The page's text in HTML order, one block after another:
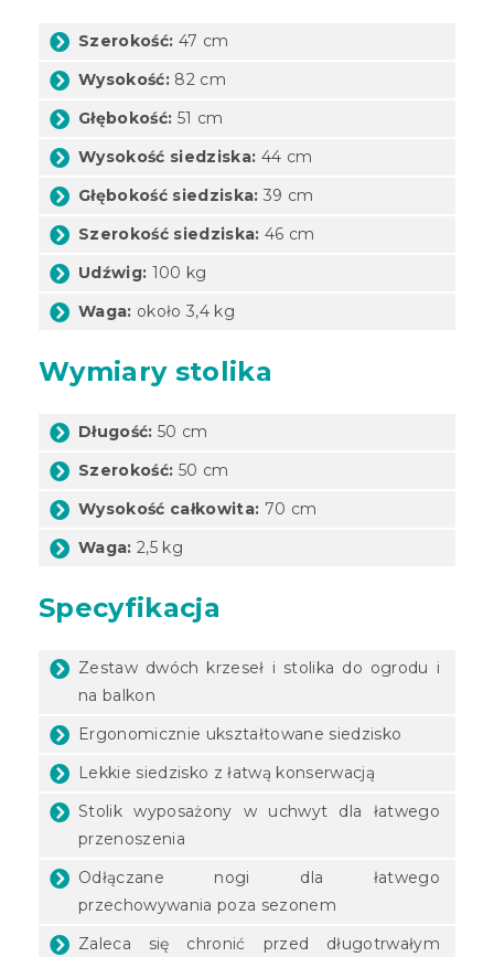
Szerokość: 47 cm
Wysokość: 82 cm
Głębokość: 51 cm
Wysokość siedziska: 44 cm
Głębokość siedziska: 39 cm
Szerokość siedziska: 46 cm
Udźwig: 100 kg
Waga: około 3,4 kg
Wymiary stolika
Długość: 50 cm
Szerokość: 50 cm
Wysokość całkowita: 70 cm
Waga: 2,5 kg
Specyfikacja
Zestaw dwóch krzeseł i stolika do ogrodu i
na balkon
Ergonomicznie ukształtowane siedzisko
Lekkie siedzisko z łatwą konserwacją
Stolik wyposażony w uchwyt dla łatwego
przenoszenia
Odłączane nogi dla łatwego
przechowywania poza sezonem
Zaleca się chronić przed długotrwałym